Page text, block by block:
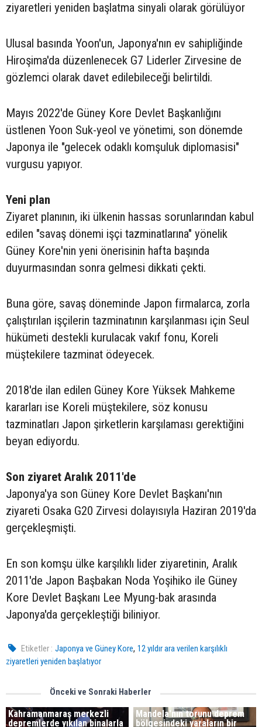
ziyaretleri yeniden başlatma sinyali olarak görülüyor
Ulusal basında Yoon'un, Japonya'nın ev sahipliğinde
Hiroşima'da düzenlenecek G7 Liderler Zirvesine de
gözlemci olarak davet edilebileceği belirtildi.
Mayıs 2022'de Güney Kore Devlet Başkanlığını
üstlenen Yoon Suk-yeol ve yönetimi, son dönemde
Japonya ile "gelecek odaklı komşuluk diplomasisi"
vurgusu yapıyor.
Yeni plan
Ziyaret planının, iki ülkenin hassas sorunlarından kabul
edilen "savaş dönemi işçi tazminatlarına" yönelik
Güney Kore'nin yeni önerisinin hafta başında
duyurmasından sonra gelmesi dikkati çekti.
Buna göre, savaş döneminde Japon firmalarca, zorla
çalıştırılan işçilerin tazminatının karşılanması için Seul
hükümeti destekli kurulacak vakıf fonu, Koreli
müştekilere tazminat ödeyecek.
2018'de ilan edilen Güney Kore Yüksek Mahkeme
kararları ise Koreli müştekilere, söz konusu
tazminatları Japon şirketlerin karşılaması gerektiğini
beyan ediyordu.
Son ziyaret Aralık 2011'de
Japonya'ya son Güney Kore Devlet Başkanı'nın
ziyareti Osaka G20 Zirvesi dolayısıyla Haziran 2019'da
gerçekleşmişti.
En son komşu ülke karşılıklı lider ziyaretinin, Aralık
2011'de Japon Başbakan Noda Yoşihiko ile Güney
Kore Devlet Başkanı Lee Myung-bak arasında
Japonya'da gerçekleştiği biliniyor.
Etiketler : Japonya ve Güney Kore,12 yıldır ara verilen karşılıklı
ziyaretleri yeniden başlatıyor
Önceki ve Sonraki Haberler
Kahramanmaraş merkezli
depremlerde yıkılan binalarla
Mandela'nın torunu deprem
bölgesindeki yaraların bir